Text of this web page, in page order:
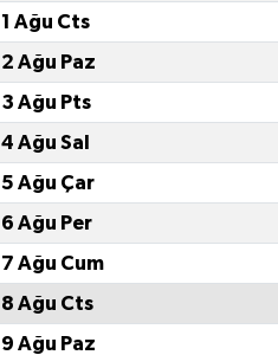
1 Ağu Cts
2 Ağu Paz
3 Ağu Pts
4 Ağu Sal
5 Ağu Çar
6 Ağu Per
7 Ağu Cum
8 Ağu Cts
9 Ağu Paz